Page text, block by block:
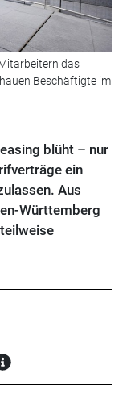
das
Beschäftigte im
blüht – nur
ein
Aus
Württemberg